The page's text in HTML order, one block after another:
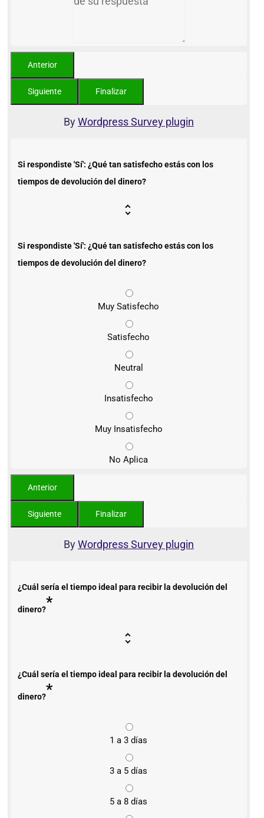
ByWordpress Survey plugin
Si respondiste 'Sí': ¿Qué tan satisfecho estás con los
tiempos de devolución del dinero?
Si respondiste 'Sí': ¿Qué tan satisfecho estás con los
tiempos de devolución del dinero?
Muy Satisfecho
Satisfecho
Neutral
Insatisfecho
Muy Insatisfecho
No Aplica
ByWordpress Survey plugin
¿Cuál sería el tiempo ideal para recibir la devolución del
dinero?*
¿Cuál sería el tiempo ideal para recibir la devolución del
dinero?*
1 a 3 días
3 a 5 días
5 a 8 días